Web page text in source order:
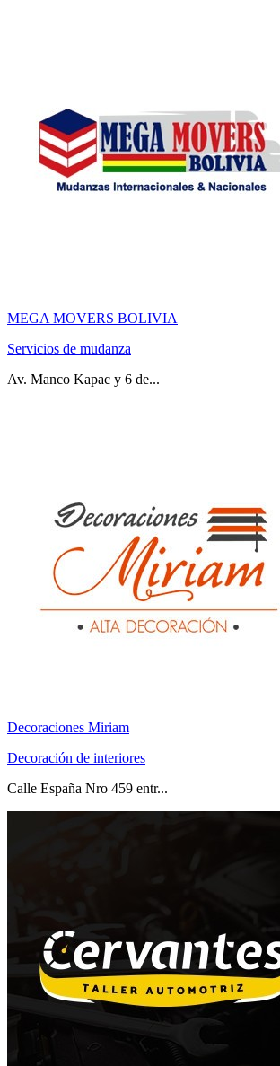
MEGA MOVERS BOLIVIA
Servicios de mudanza
Av. Manco Kapac y 6 de...
Decoraciones Miriam
Decoración de interiores
Calle España Nro 459 entr...